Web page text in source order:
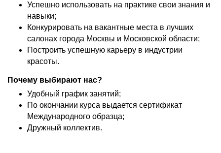
Успешно использовать на практике свои знания и
навыки;
Конкурировать на вакантные места в лучших
салонах города Москвы и Московской области;
Построить успешную карьеру в индустрии
красоты.
Почему выбирают нас?
Удобный график занятий;
По окончании курса выдается сертификат
Международного образца;
Дружный коллектив.